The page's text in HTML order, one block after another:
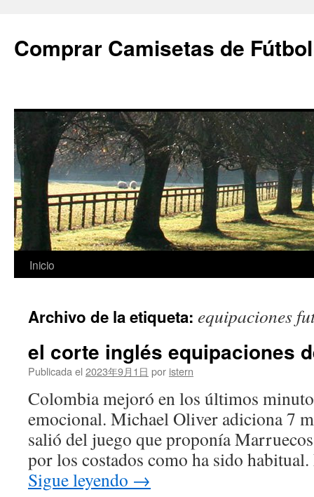
Comprar Camisetas de
Saltar
contenido
Inicio
Archivo de la etiqueta: equipaciones
el corte inglés equipaciones
Publicada el 2023年9月1日 por istern
Colombia mejoró en los últimos
emocional. Michael Oliver adiciona 7
salió del juego que proponía
por los costados como ha sido
Sigue leyendo →